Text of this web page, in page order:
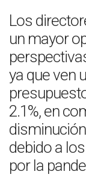
Los
un mayor
ya que ven
2.1%, en
debido a
por la